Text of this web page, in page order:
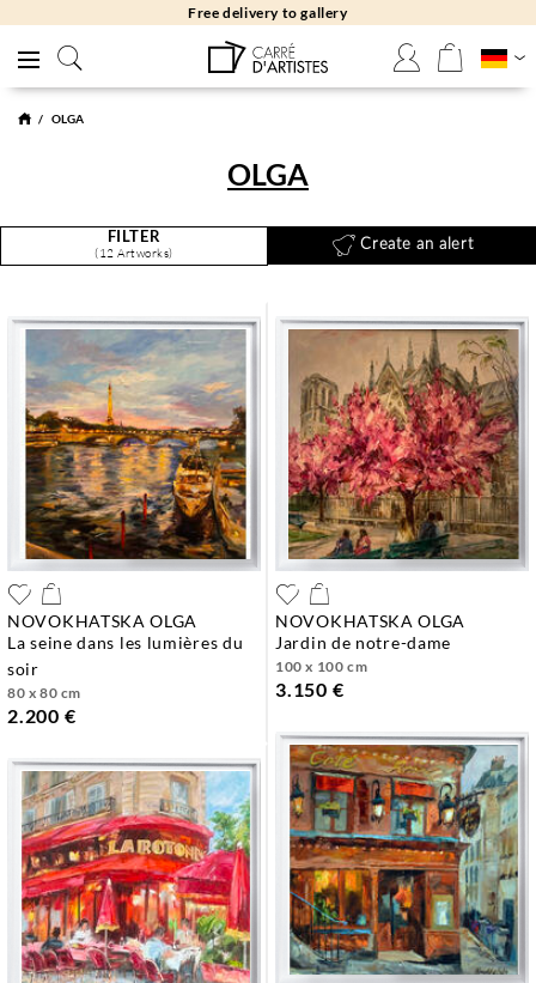
Free returns 30 days
OLGA
OLGA
FILTER
(12 Artworks)
Create an alert
NOVOKHATSKA OLGA
la seine dans les lumières du
soir
80 x 80 cm
2.200 €
NOVOKHATSKA OLGA
jardin de notre-dame
100 x 100 cm
3.150 €